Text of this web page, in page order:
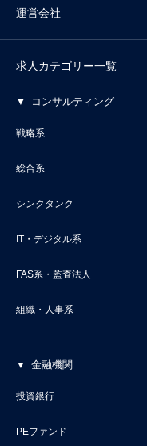
運営会社
求人カテゴリー一覧
コンサルティング
戦略系
総合系
シンクタンク
IT・デジタル系
FAS系・監査法人
組織・人事系
金融機関
投資銀行
PEファンド